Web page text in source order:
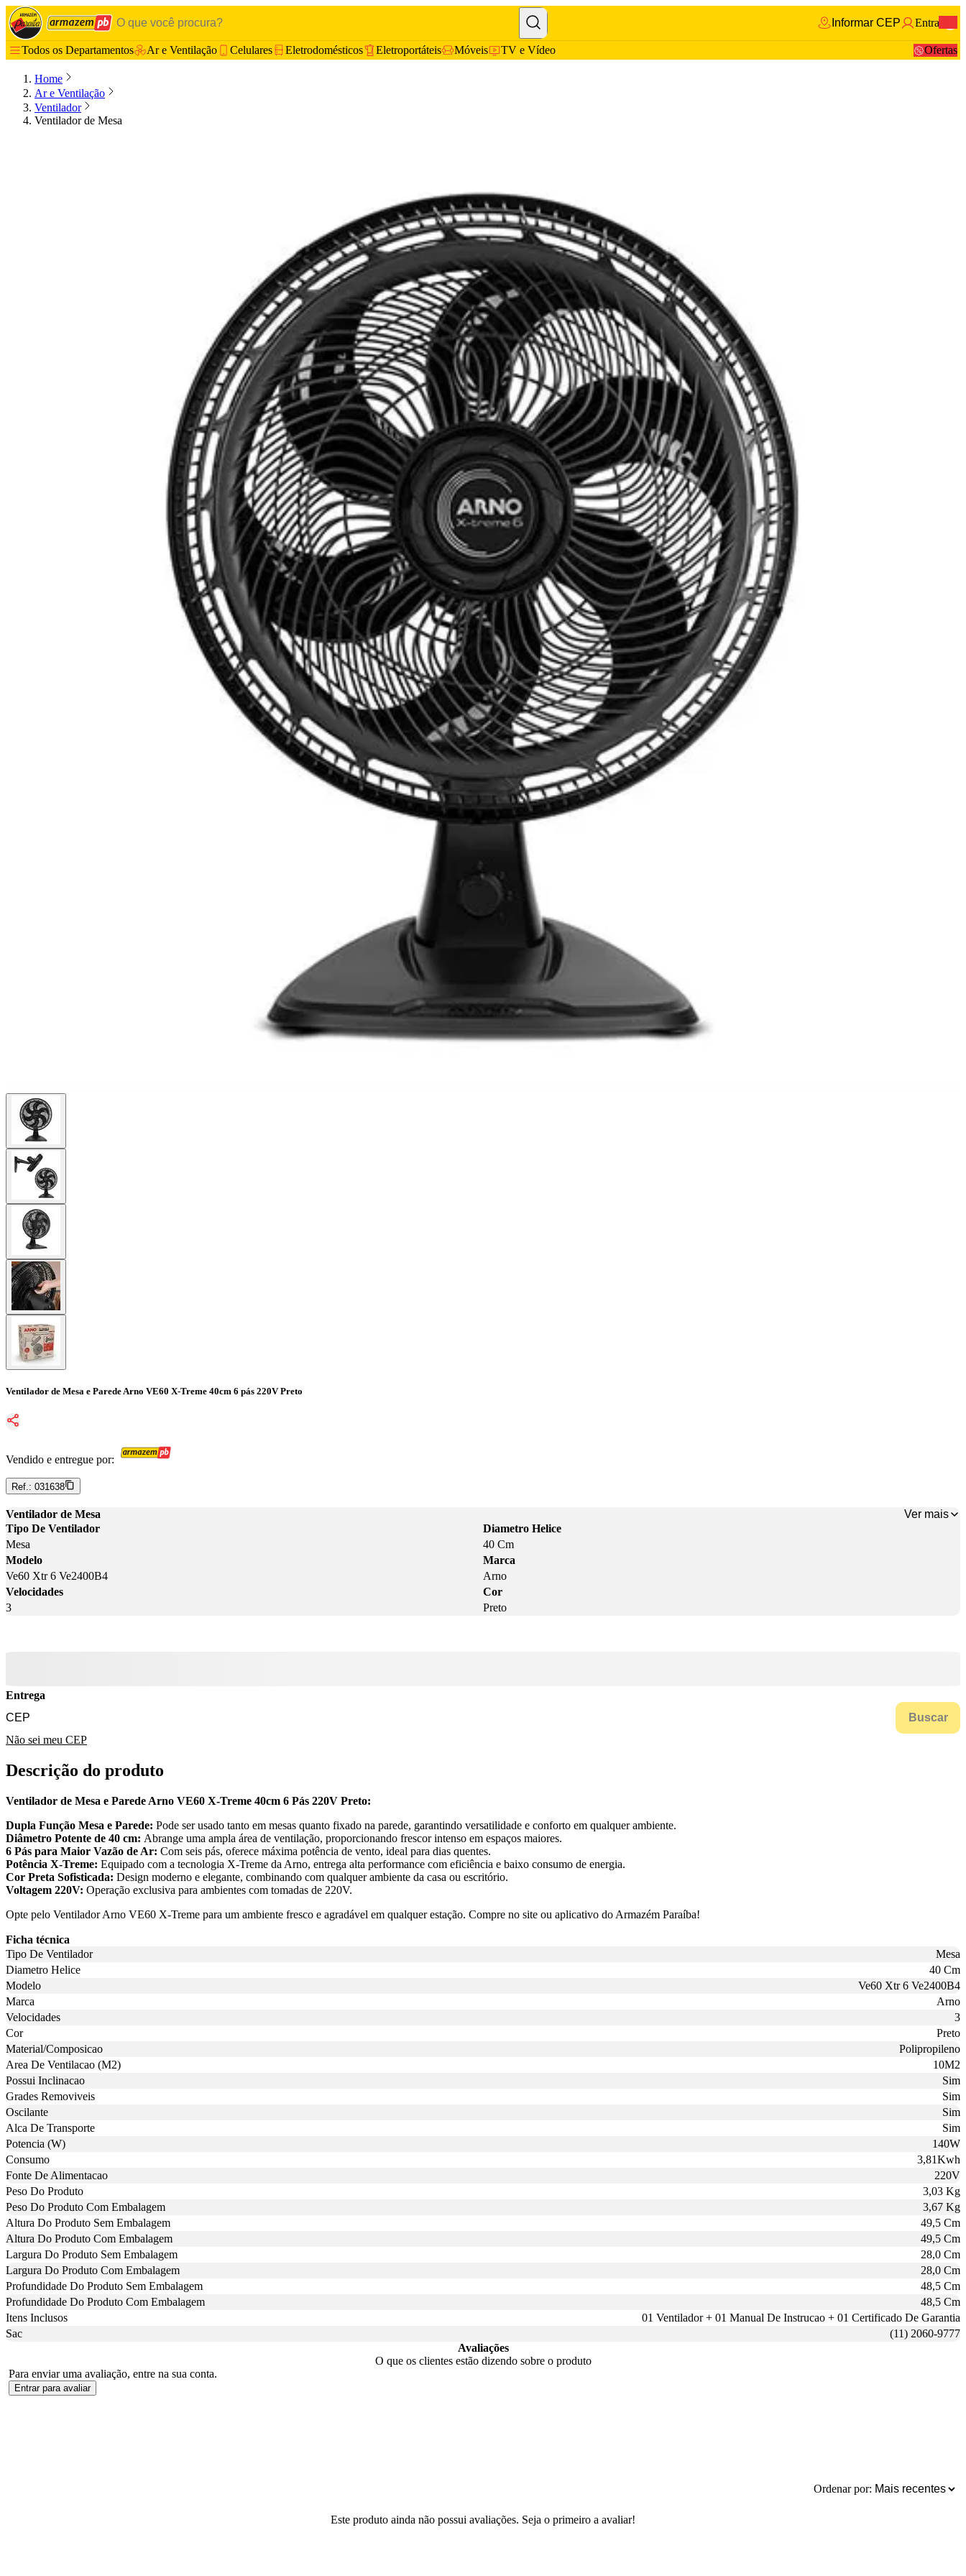
Informar CEP Entrar
Todos os Departamentos Ar e Ventilação Celulares Eletrodomésticos Eletroportáteis Móveis TV e Vídeo Ofertas
Home
Ar e Ventilação
Ventilador
Ventilador de Mesa
Ventilador de Mesa e Parede Arno VE60 X-Treme 40cm 6 pás 220V Preto
Vendido e entregue por:
Ref.: 031638
Ventilador de Mesa
Ver mais
Tipo De Ventilador
Mesa
Diametro Helice
40 Cm
Modelo
Ve60 Xtr 6 Ve2400B4
Marca
Arno
Velocidades
3
Cor
Preto
Entrega
Buscar
Não sei meu CEP
Descrição do produto
Ventilador de Mesa e Parede Arno VE60 X-Treme 40cm 6 Pás 220V Preto:
Dupla Função Mesa e Parede: Pode ser usado tanto em mesas quanto fixado na parede, garantindo versatilidade e conforto em qualquer ambiente.
Diâmetro Potente de 40 cm: Abrange uma ampla área de ventilação, proporcionando frescor intenso em espaços maiores.
6 Pás para Maior Vazão de Ar: Com seis pás, oferece máxima potência de vento, ideal para dias quentes.
Potência X-Treme: Equipado com a tecnologia X-Treme da Arno, entrega alta performance com eficiência e baixo consumo de energia.
Cor Preta Sofisticada: Design moderno e elegante, combinando com qualquer ambiente da casa ou escritório.
Voltagem 220V: Operação exclusiva para ambientes com tomadas de 220V.
Opte pelo Ventilador Arno VE60 X-Treme para um ambiente fresco e agradável em qualquer estação. Compre no site ou aplicativo do Armazém Paraíba!
Ficha técnica
Tipo De Ventilador
Mesa
Diametro Helice
40 Cm
Modelo
Ve60 Xtr 6 Ve2400B4
Marca
Arno
Velocidades
3
Cor
Preto
Material/Composicao
Polipropileno
Area De Ventilacao (M2)
10M2
Possui Inclinacao
Sim
Grades Removiveis
Sim
Oscilante
Sim
Alca De Transporte
Sim
Potencia (W)
140W
Consumo
3,81Kwh
Fonte De Alimentacao
220V
Peso Do Produto
3,03 Kg
Peso Do Produto Com Embalagem
3,67 Kg
Altura Do Produto Sem Embalagem
49,5 Cm
Altura Do Produto Com Embalagem
49,5 Cm
Largura Do Produto Sem Embalagem
28,0 Cm
Largura Do Produto Com Embalagem
28,0 Cm
Profundidade Do Produto Sem Embalagem
48,5 Cm
Profundidade Do Produto Com Embalagem
48,5 Cm
Itens Inclusos
01 Ventilador + 01 Manual De Instrucao + 01 Certificado De Garantia
Sac
(11) 2060-9777
Avaliações
O que os clientes estão dizendo sobre o produto
Para enviar uma avaliação, entre na sua conta.
Entrar para avaliar
Ordenar por:
Este produto ainda não possui avaliações. Seja o primeiro a avaliar!